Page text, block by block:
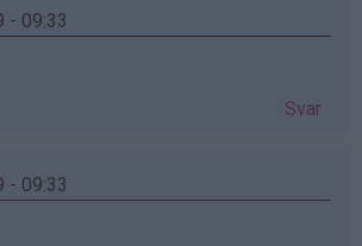
- 09:33
Svar
- 09:33